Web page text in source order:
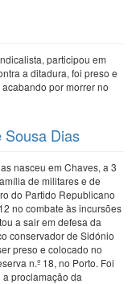
participou em
a ditadura, foi preso e
por morrer no
Sousa Dias
nasceu em Chaves, a 3
de militares e de
do Partido Republicano
no combate às incursões
a sair em defesa da
conservador de Sidónio
preso e colocado no
n.º 18, no Porto. Foi
proclamação da